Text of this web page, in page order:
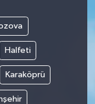
Halfeti
Karaköprü